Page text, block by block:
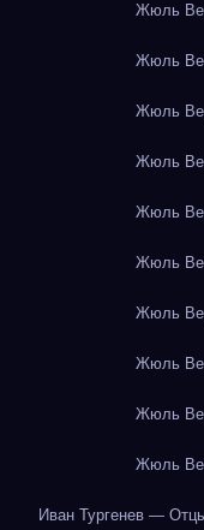
Жюль
Жюль
Жюль
Жюль
Жюль
Жюль
Жюль
Жюль
Жюль
Жюль
Иван Тургенев —